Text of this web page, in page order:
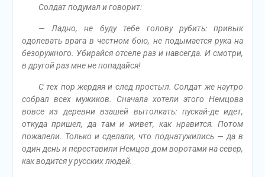
Солдат подумал и говорит:
— Ладно, не буду тебе голову рубить: привык
одолевать врага в честном бою, не подымается рука на
безоружного. Убирайся отселе раз и навсегда. И смотри,
в другой раз мне не попадайся!
С тех пор жердяя и след простыл. Солдат же наутро
собрал всех мужиков. Сначала хотели этого Немцова
вовсе из деревни взашей вытолкать: пускай-де идет,
откуда пришел, да там и живет, как нравится. Потом
пожалели. Только и сделали, что поднатужились — да в
один день и переставили Немцов дом воротами на север,
как водится у русских людей.